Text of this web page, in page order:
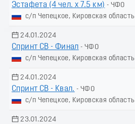
Эстафета (4 чел. х 7.5 км) - ЧФО
с/п Чепецкое, Кировская область
24.01.2024
Спринт СВ - Финал - ЧФО
с/п Чепецкое, Кировская область
24.01.2024
Спринт СВ - Квал. - ЧФО
с/п Чепецкое, Кировская область
23.01.2024